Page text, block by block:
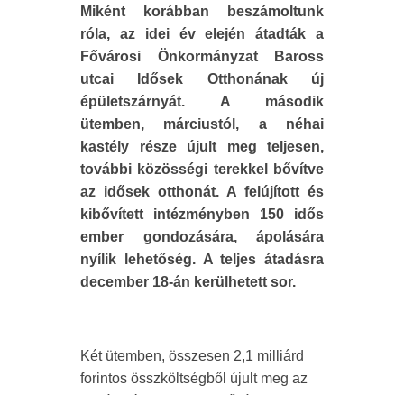
Miként korábban beszámoltunk
róla, az idei év elején átadták a
Fővárosi Önkormányzat Baross
utcai Idősek Otthonának új
épületszárnyát. A második
ütemben, márciustól, a néhai
kastély része újult meg teljesen,
további közösségi terekkel bővítve
az idősek otthonát. A felújított és
kibővített intézményben 150 idős
ember gondozására, ápolására
nyílik lehetőség. A teljes átadásra
december 18-án kerülhetett sor.
Két ütemben, összesen 2,1 milliárd
forintos összköltségből újult meg az